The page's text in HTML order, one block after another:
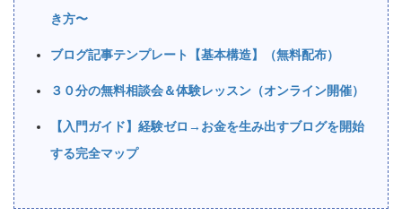
き方〜
ブログ記事テンプレート【基本構造】（無料配布）
３０分の無料相談会＆体験レッスン（オンライン開催）
【入門ガイド】経験ゼロ→お金を生み出すブログを開始
する完全マップ